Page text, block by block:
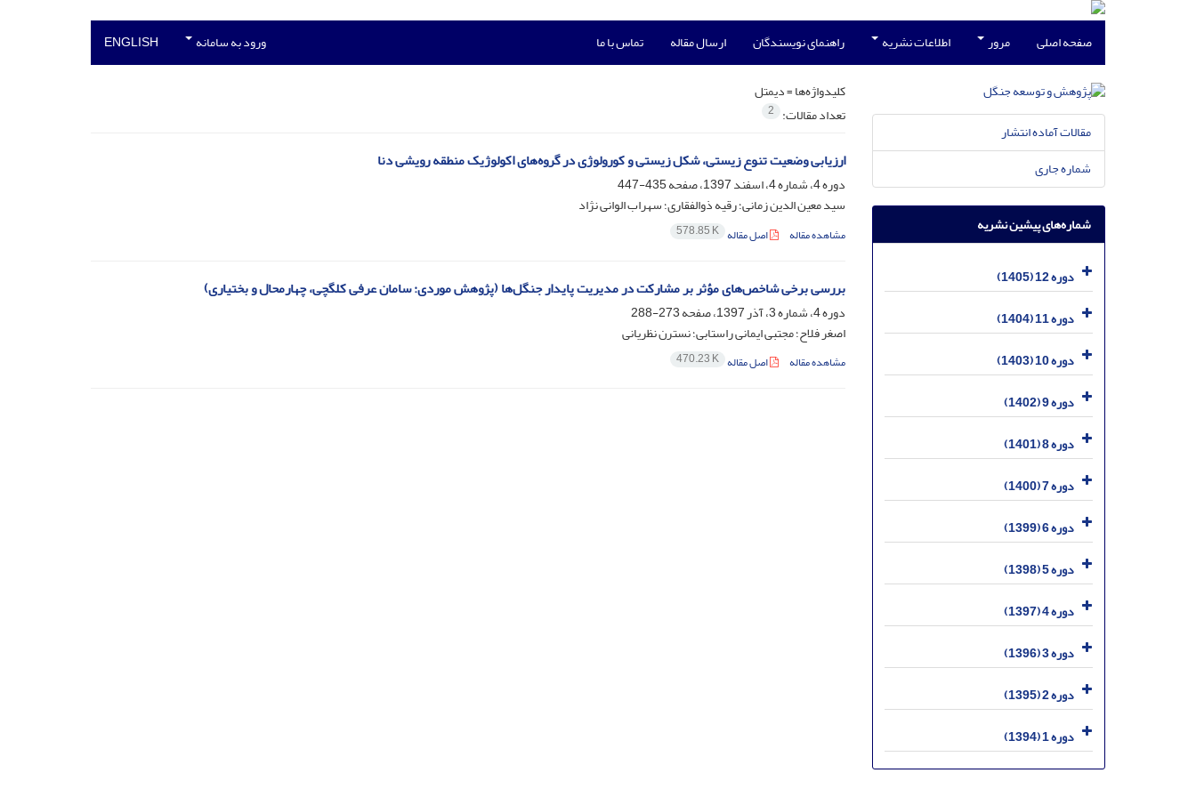
صفحه اصلی مرور اطلاعات نشریه راهنمای نویسندگان ارسال مقاله تماس با ما ورود به سامانه ENGLISH
کلیدواژه‌ها =دیمتل
تعداد مقالات: 2
ارزیابی وضعیت تنوع زیستی، شکل زیستی و کورولوژی در گروه‌های اکولوژیک منطقه رویشی دنا
دوره 4، شماره 4، اسفند 1397، صفحه
435-447
سید معین الدین زمانی؛ رقیه ذوالفقاری؛ سهراب الوانی نژاد
مشاهده مقاله اصل مقاله 578.85 K
بررسی برخی شاخص‌های مؤثر بر مشارکت در مدیریت پایدار جنگل‌ها (پژوهش موردی: سامان عرفی کلگچی، چهارمحال و بختیاری)
دوره 4، شماره 3، آذر 1397، صفحه
273-288
اصغر فلاح؛ مجتبی ایمانی راستابی؛ نسترن نظریانی
مشاهده مقاله اصل مقاله 470.23 K
مقالات آماده انتشار
شماره جاری
شماره‌های پیشین نشریه
دوره 12 (1405)
دوره 11 (1404)
دوره 10 (1403)
دوره 9 (1402)
دوره 8 (1401)
دوره 7 (1400)
دوره 6 (1399)
دوره 5 (1398)
دوره 4 (1397)
دوره 3 (1396)
دوره 2 (1395)
دوره 1 (1394)